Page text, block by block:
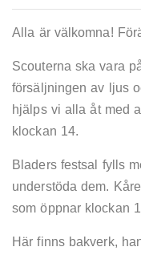
Alla är välkomna!
Scouterna ska vara
försäljningen av ljus
hjälps vi alla åt med
klockan 14.
Bladers festsal fylls
understöda dem.
som öppnar klockan
Här finns bakverk,